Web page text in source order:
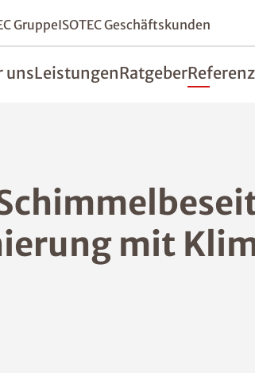
GruppeISOTEC Geschäftskunden
unsLeistungenRatgeber
mit